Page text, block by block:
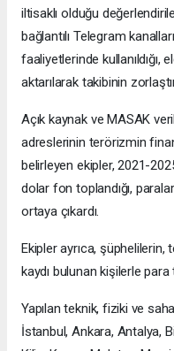
iltisaklı olduğu
bağlantılı Telegram
faaliyetlerinde
aktarılarak takibinin
Açık kaynak ve MASAK
adreslerinin terörizmin
belirleyen ekipler, 2021-
dolar fon toplandığı,
ortaya çıkardı.
Ekipler ayrıca,
kaydı bulunan kişilerle
Yapılan teknik, fiziki ve
İstanbul, Ankara, Antalya,